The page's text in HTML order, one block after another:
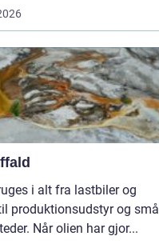
i alt fra lastbiler og
produktionsudstyr og små
Når olien har gjor...